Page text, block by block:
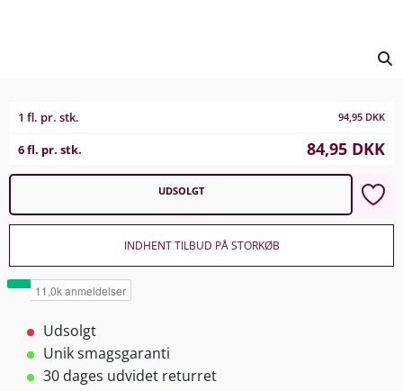
1 fl. pr. stk. 94,95 DKK
6 fl. pr. stk. 84,95 DKK
UDSOLGT
INDHENT TILBUD PÅ STORKØB
Udsolgt
Unik smagsgaranti
30 dages udvidet returret